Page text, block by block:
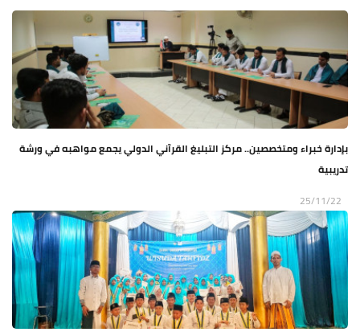
بإدارة خبراء ومتخصصين.. مركز التبليغ القرآني الدولي يجمع مواهبه في ورشة
تدريبية
25/11/22